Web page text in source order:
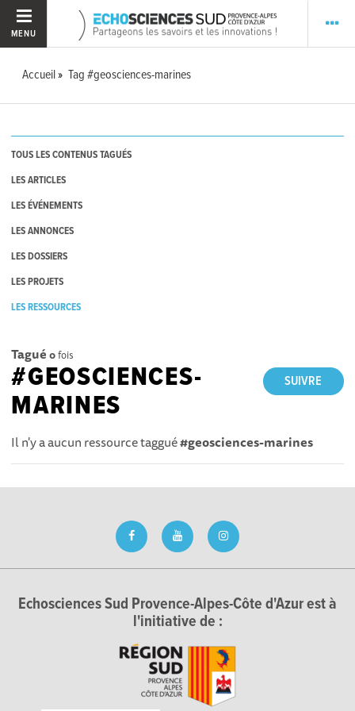
MENU
Accueil Tag #geosciences-marines
TOUS LES CONTENUS TAGUÉS
LES ARTICLES
LES ÉVÉNEMENTS
LES ANNONCES
LES DOSSIERS
LES PROJETS
LES RESSOURCES
Tagué 0fois
SUIVRE
#GEOSCIENCES-
MARINES
Il n'y a aucun ressource taggué#geosciences-marines
Echosciences Sud Provence-Alpes-Côte d'Azur est à
l'initiative de :